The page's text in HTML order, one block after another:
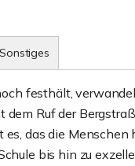
Sonstiges
festhält,
Ruf der
das die
bis hin zu